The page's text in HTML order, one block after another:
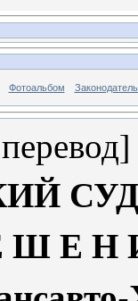
Фотоальбом
Ш Е Н И